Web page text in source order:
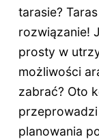
tarasie?
rozwiązanie!
prosty w
możliwości
zabrać? Oto
planowania